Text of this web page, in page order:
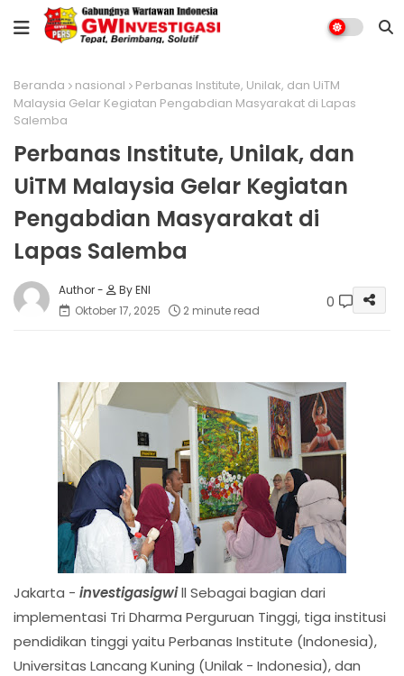
Beranda nasional
Perbanas Institute, Unilak, dan UiTM
Malaysia Gelar Kegiatan Pengabdian Masyarakat di Lapas
Salemba
Perbanas Institute, Unilak, dan
UiTM Malaysia Gelar Kegiatan
Pengabdian Masyarakat di
Lapas Salemba
By ENI
Oktober 17, 2025
2 minute read 0
Jakarta - investigasigwill Sebagai bagian dari
implementasi Tri Dharma Perguruan Tinggi, tiga institusi
pendidikan tinggi yaitu Perbanas Institute (Indonesia),
Universitas Lancang Kuning (Unilak - Indonesia), dan